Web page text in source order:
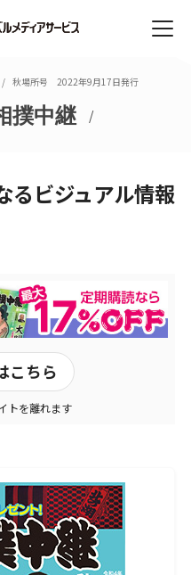
メ
秋場所号 2022年9月17日発行
撲中継
るビジュアル情報
こちら
トを離れます